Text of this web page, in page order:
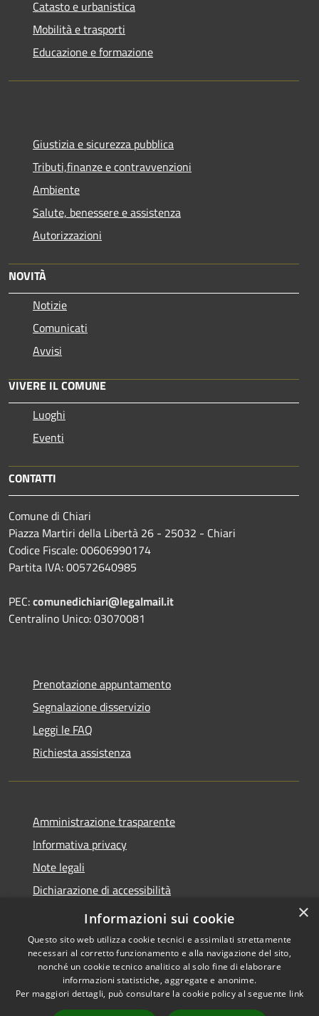
Catasto e urbanistica
Mobilità e trasporti
Educazione e formazione
Giustizia e sicurezza pubblica
Tributi,finanze e contravvenzioni
Ambiente
Salute, benessere e assistenza
Autorizzazioni
NOVITÀ
Notizie
Comunicati
Avvisi
VIVERE IL COMUNE
Luoghi
Eventi
CONTATTI
Comune di Chiari
Piazza Martiri della Libertà 26 - 25032 - Chiari
Codice Fiscale: 00606990174
Partita IVA: 00572640985
PEC:comunedichiari@legalmail.it
Centralino Unico: 03070081
Prenotazione appuntamento
Segnalazione disservizio
Leggi le FAQ
Richiesta assistenza
Amministrazione trasparente
Informativa privacy
Note legali
Dichiarazione di accessibilità
Obiettivi accessibilità
Accessibilità
Copyright © 2026 • Comune di
Chiari • Powered by
×
Informazioni sui cookie
Questo sito web utilizza cookie tecnici e assimilati strettamente
necessari al corretto funzionamento e alla navigazione del sito,
nonché un cookie tecnico analitico al solo fine di elaborare
informazioni statistiche, aggregate e anonime.
Per maggiori dettagli, può consultare la cookie policy al seguente link